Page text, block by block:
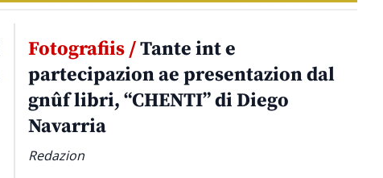
Fotografiis /Tante int e
partecipazion ae presentazion dal
gnûf libri, “CHENTI” di Diego
Navarria
Redazion